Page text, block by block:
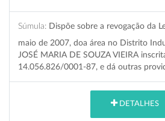
Súmula: Dispõe sobre a revogação da
maio de 2007, doa área no Distrito
JOSÉ MARIA DE SOUZA VIEIRA
14.056.826/0001-87, e dá outras
DETALHES